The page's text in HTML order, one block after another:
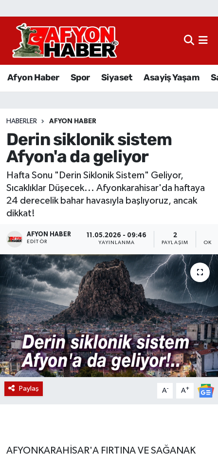
Afyon Haber Spor Siyaset Asayiş Yaşam
HABERLER AFYON HABER
Derin siklonik sistem
Afyon'a da geliyor
Hafta Sonu "Derin Siklonik Sistem" Geliyor,
Sıcaklıklar Düşecek... Afyonkarahisar'da haftaya
24 derecelik bahar havasıyla başlıyoruz, ancak
dikkat!
AFYON HABER
EDITÖR
11.05.2026 - 09:46
YAYINLANMA
2
PAYLAŞIM
Paylaş A- A+
AFYONKARAHİSAR'A FIRTINA VE SAĞANAK
Afyon Haber
Sağlık
Eğitim
Sivil Toplum
Ekonomi
Magazin
Etkinlikler